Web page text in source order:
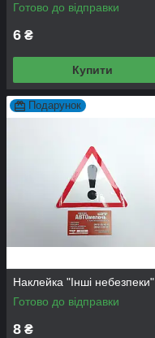
Готово до відправки
6 ₴
Купити
Подарунок
Наклейка "Інші небезпеки"
Готово до відправки
8 ₴